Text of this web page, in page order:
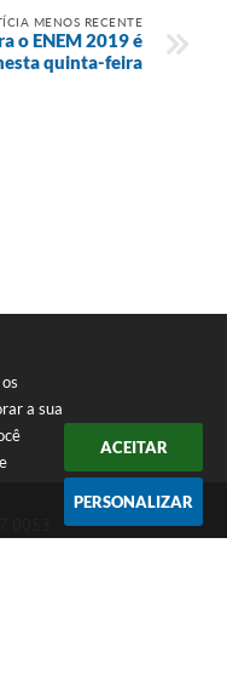
a sua
e
ACEITAR
PERSONALIZAR
MENOS RECENTE
o ENEM 2019 é
quinta-feira